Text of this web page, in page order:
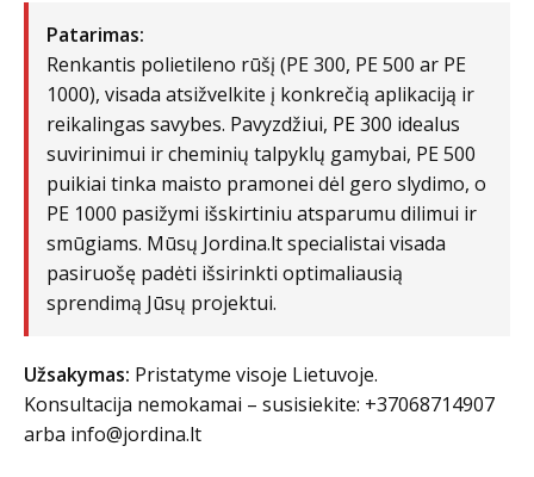
Patarimas:
Renkantis polietileno rūšį (PE 300, PE 500 ar PE
1000), visada atsižvelkite į konkrečią aplikaciją ir
reikalingas savybes. Pavyzdžiui, PE 300 idealus
suvirinimui ir cheminių talpyklų gamybai, PE 500
puikiai tinka maisto pramonei dėl gero slydimo, o
PE 1000 pasižymi išskirtiniu atsparumu dilimui ir
smūgiams. Mūsų Jordina.lt specialistai visada
pasiruošę padėti išsirinkti optimaliausią
sprendimą Jūsų projektui.
Užsakymas: Pristatyme visoje Lietuvoje.
Konsultacija nemokamai – susisiekite: +37068714907
arba info@jordina.lt